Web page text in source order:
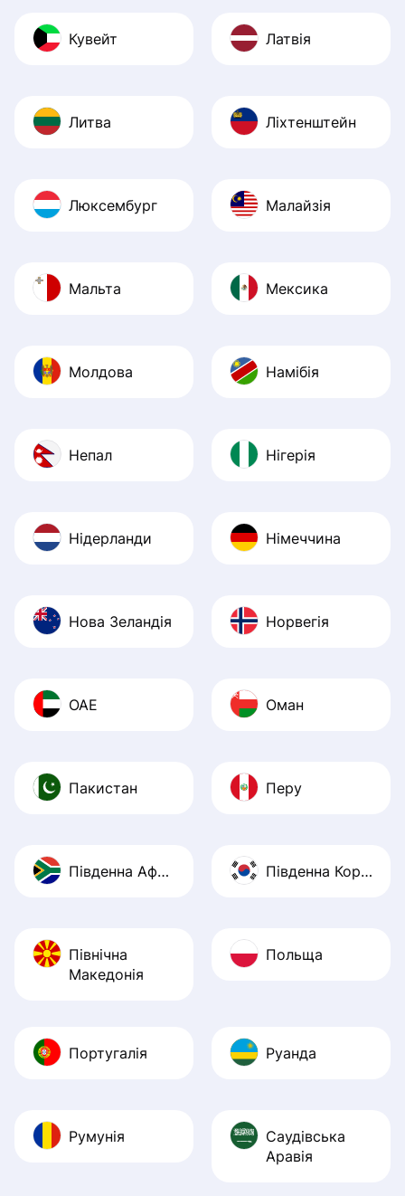
Кувейт Латвія
Литва Ліхтенштейн
Люксембург Малайзія
Мальта Мексика
Молдова Намібія
Непал Нігерія
Нідерланди Німеччина
Нова Зеландія Норвегія
ОАЕ Оман
Пакистан Перу
Південна Африка Південна Корея
Північна
Македонія
Польща
Португалія Руанда
Румунія
Саудівська
Аравія